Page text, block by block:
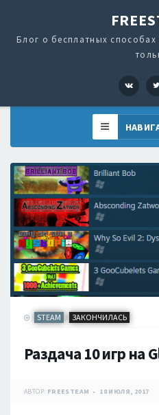
Блог о бесплатных
VK
STEAM / ЗАКОНЧИЛАСЬ
Раздача 10 игр на
АВТОР: FREESTEAM 18 ИЮЛЯ, 2017